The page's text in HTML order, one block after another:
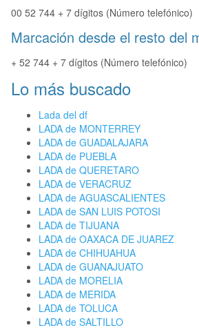
00 52 744 + 7 dígitos (Número telefónico)
Marcación desde el resto del
+ 52 744 + 7 dígitos (Número telefónico)
Lo más buscado
Lada del df
LADA de MONTERREY
LADA de GUADALAJARA
LADA de PUEBLA
LADA de QUERETARO
LADA de VERACRUZ
LADA de AGUASCALIENTES
LADA de SAN LUIS POTOSI
LADA de TIJUANA
LADA de OAXACA DE JUAREZ
LADA de CHIHUAHUA
LADA de GUANAJUATO
LADA de MORELIA
LADA de MERIDA
LADA de TOLUCA
LADA de SALTILLO